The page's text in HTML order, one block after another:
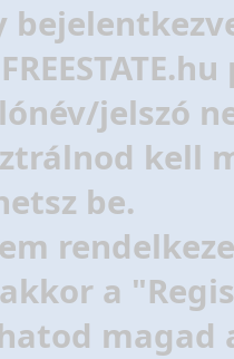
jelszó
kell
be.
a
magad